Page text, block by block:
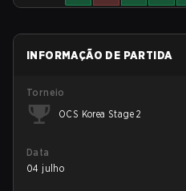
INFORMAÇÃO DE PARTIDA
Torneio
OCS Korea Stage 2
Data
04 julho